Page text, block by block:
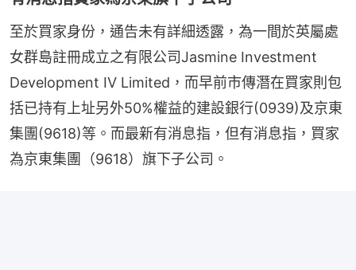
至於買家身份，通告未有詳細透露，為一間於英屬處
女群島註冊成立之有限公司Jasmine Investment
Development IV Limited，而早前市傳潛在買家則包
括已持有上址另外50%權益的建設銀行(0939)及京東
集團(9618)等。而最新有消息指，但有消息指，買家
為京東集團（9618）旗下子公司。